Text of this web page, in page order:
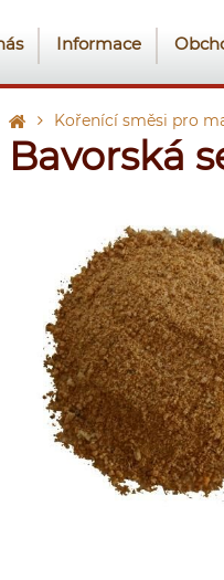
Informace
Kořenící směsi pro
Bavorská